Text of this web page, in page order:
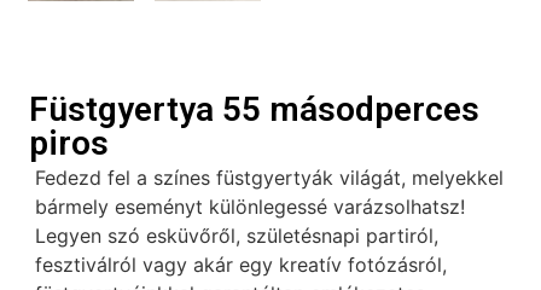
Füstgyertya 55 másodperces
piros
Fedezd fel a színes füstgyertyák világát, melyekkel
bármely eseményt különlegessé varázsolhatsz!
Legyen szó esküvőről, születésnapi partiról,
fesztiválról vagy akár egy kreatív fotózásról,